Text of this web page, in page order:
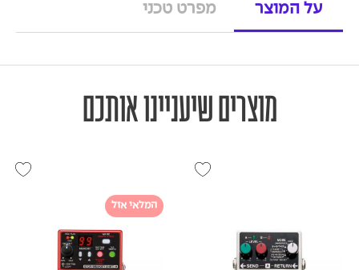
על המוצר מפרט טכני
מוצרים שיעניינו אותכם
המלאי אזל